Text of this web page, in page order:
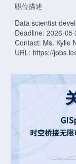
职位描述
Data scientist
Deadline: 2026-
Contact: Ms. Kylie
URL: https://